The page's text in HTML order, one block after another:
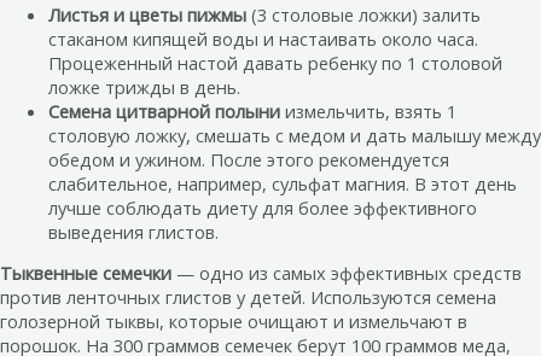
Листья и цветы пижмы (3 столовые ложки) залить
стаканом кипящей воды и настаивать около часа.
Процеженный настой давать ребенку по 1 столовой
ложке трижды в день.
Семена цитварной полыни измельчить, взять 1
столовую ложку, смешать с медом и дать малышу между
обедом и ужином. После этого рекомендуется
слабительное, например, сульфат магния. В этот день
лучше соблюдать диету для более эффективного
выведения глистов.
Тыквенные семечки — одно из самых эффективных средств
против ленточных глистов у детей. Используются семена
голозерной тыквы, которые очищают и измельчают в
порошок. На 300 граммов семечек берут 100 граммов меда,